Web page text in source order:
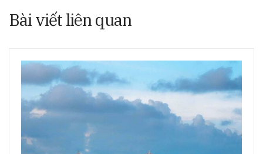
Bài viết liên quan